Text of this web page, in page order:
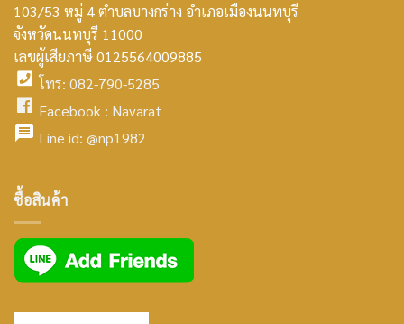
smt2
home
icon
103/53 หมู่ 4 ตำบลบางกร่าง อำเภอเมืองนนทบุรี
จังหวัดนนทบุรี 11000
เลขผู้เสียภาษี 0125564009885
facebook
icon
โทร: 082-790-5285
facebook
Facebook : Navarat
icon
Line id: @np1982
ซื้อสินค้า